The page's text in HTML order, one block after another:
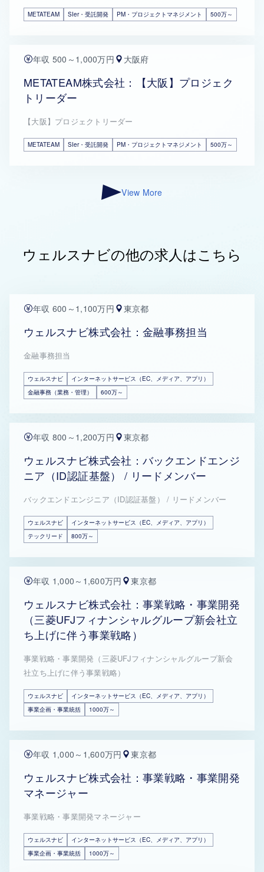
METATEAM SIer・受託開発 PM・プロジェクトマネジメント 500万～
年収 500～1,000万円 大阪府
METATEAM株式会社：【大阪】プロジェク
トリーダー
【大阪】プロジェクトリーダー
METATEAM SIer・受託開発 PM・プロジェクトマネジメント 500万～
View More
ウェルスナビの他の求人はこちら
年収 600～1,100万円 東京都
ウェルスナビ株式会社：金融事務担当
金融事務担当
ウェルスナビ
インターネットサービス（EC、メディア、アプリ）
金融事務（業務・管理）
600万～
年収 800～1,200万円 東京都
ウェルスナビ株式会社：バックエンドエンジ
ニア（ID認証基盤） / リードメンバー
バックエンドエンジニア（ID認証基盤） / リードメンバー
ウェルスナビ
インターネットサービス（EC、メディア、アプリ）
テックリード
800万～
年収 1,000～1,600万円 東京都
ウェルスナビ株式会社：事業戦略・事業開発
（三菱UFJフィナンシャルグループ新会社立
ち上げに伴う事業戦略）
事業戦略・事業開発（三菱UFJフィナンシャルグループ新会
社立ち上げに伴う事業戦略）
ウェルスナビ
インターネットサービス（EC、メディア、アプリ）
事業企画・事業統括
1000万～
年収 1,000～1,600万円 東京都
ウェルスナビ株式会社：事業戦略・事業開発
マネージャー
事業戦略・事業開発マネージャー
ウェルスナビ
インターネットサービス（EC、メディア、アプリ）
事業企画・事業統括
1000万～